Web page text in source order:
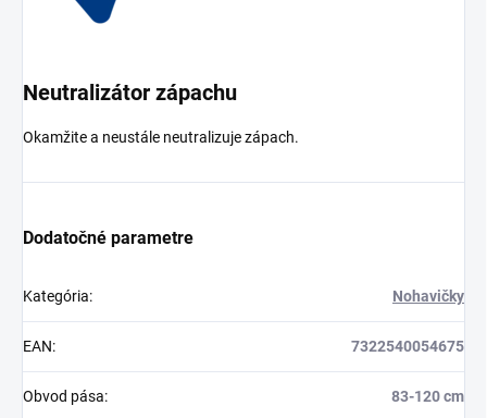
Neutralizátor zápachu
Okamžite a neustále neutralizuje zápach.
Dodatočné parametre
Kategória: Nohavičky
EAN: 7322540054675
Obvod pása: 83-120 cm